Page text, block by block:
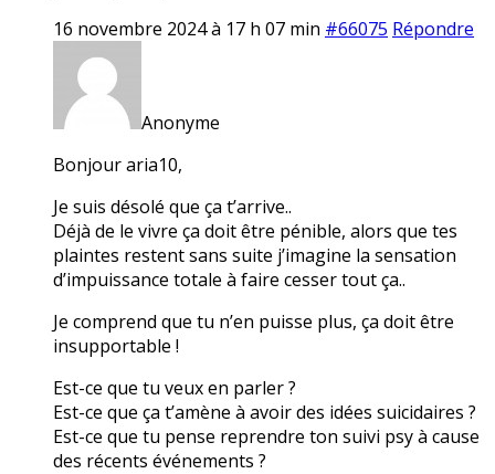
16 novembre 2024 à 17 h 07 min #66075 Répondre
Anonyme
Bonjour aria10,
Je suis désolé que ça t’arrive..
Déjà de le vivre ça doit être pénible, alors que tes
plaintes restent sans suite j’imagine la sensation
d’impuissance totale à faire cesser tout ça..
Je comprend que tu n’en puisse plus, ça doit être
insupportable !
Est-ce que tu veux en parler ?
Est-ce que ça t’amène à avoir des idées suicidaires ?
Est-ce que tu pense reprendre ton suivi psy à cause
des récents événements ?